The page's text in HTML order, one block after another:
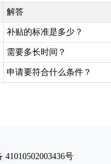
解答
补贴的标准是多少？
需要多长时间？
申请要符合什么条件？
41010502003436号